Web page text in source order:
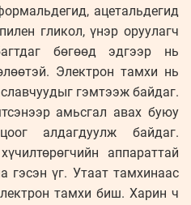
ацетальдегид
гликол, үнэр оруулагч
бөгөөд эдгээр нь
Электрон тамхи нь
гэмтээж байдаг.
амьсгал авах буюу
алдагдуулж байдаг.
аппараттай
гэсэн үг. Утаат тамхинаас
тамхи биш. Харин ч